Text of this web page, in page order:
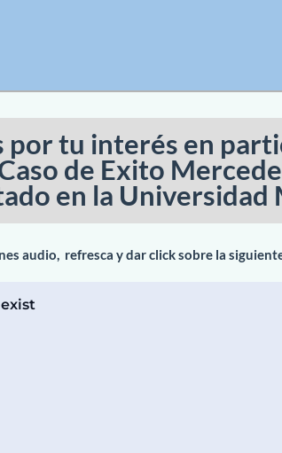
audio, refresca y dar click sobre la
por tu interés en
de Exito
en la Universidad